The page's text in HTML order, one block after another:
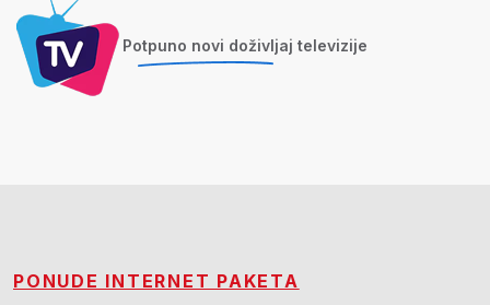
Potpuno novi doživljaj televizije
PONUDE INTERNET PAKETA